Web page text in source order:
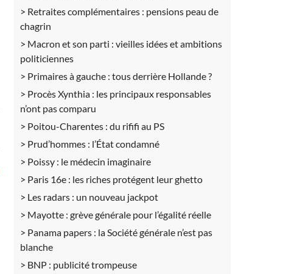
Retraites complémentaires : pensions peau de
chagrin
Macron et son parti : vieilles idées et ambitions
politiciennes
Primaires à gauche : tous derrière Hollande ?
Procès Xynthia : les principaux responsables
n’ont pas comparu
Poitou-Charentes : du rififi au PS
Prud’hommes : l’État condamné
Poissy : le médecin imaginaire
Paris 16e : les riches protégent leur ghetto
Les radars : un nouveau jackpot
Mayotte : grève générale pour l’égalité réelle
Panama papers : la Société générale n’est pas
blanche
BNP : publicité trompeuse